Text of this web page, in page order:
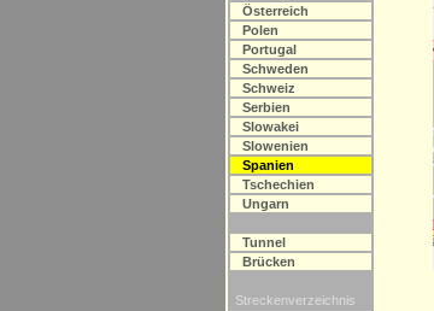
Österreich
Polen
Portugal
Schweden
Schweiz
Serbien
Slowakei
Slowenien
Spanien
Tschechien
Ungarn
Tunnel
Brücken
Streckenverzeichnis